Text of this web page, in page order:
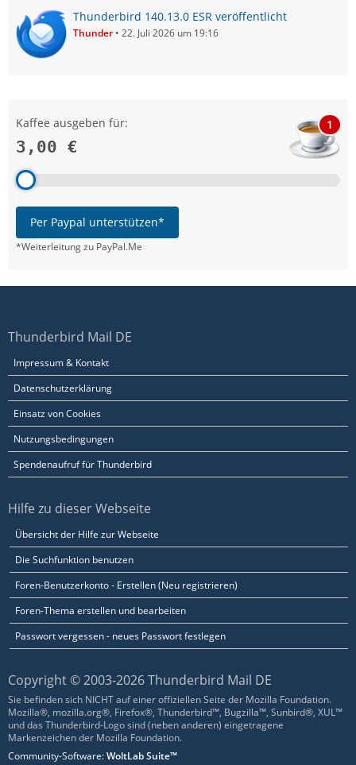
Thunderbird 140.13.0 ESR veröffentlicht
Thunder 22. Juli 2026 um 19:16
Kaffee ausgeben für:
3,00 €
1
Per Paypal unterstützen*
*Weiterleitung zu PayPal.Me
Thunderbird Mail DE
Impressum & Kontakt
Datenschutzerklärung
Einsatz von Cookies
Nutzungsbedingungen
Spendenaufruf für Thunderbird
Hilfe zu dieser Webseite
Übersicht der Hilfe zur Webseite
Die Suchfunktion benutzen
Foren-Benutzerkonto - Erstellen (Neu registrieren)
Foren-Thema erstellen und bearbeiten
Passwort vergessen - neues Passwort festlegen
Copyright © 2003-2026 Thunderbird Mail DE
Sie befinden sich NICHT auf einer offiziellen Seite der Mozilla Foundation.
Mozilla®, mozilla.org®, Firefox®, Thunderbird™, Bugzilla™, Sunbird®, XUL™
und das Thunderbird-Logo sind (neben anderen) eingetragene
Markenzeichen der Mozilla Foundation.
Community-Software:WoltLab Suite™